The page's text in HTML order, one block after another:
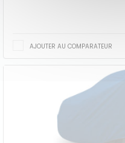
AJOUTER AU COMPARATEUR